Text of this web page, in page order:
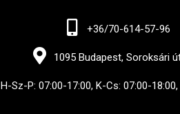
+36/70-614-57-96
1095 Budapest, Soroksári
H-Sz-P: 07:00-17:00, K-Cs: 07:00-